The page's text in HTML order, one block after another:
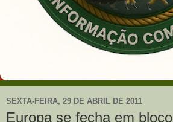
SEXTA-FEIRA, 29 DE ABRIL DE 2011
Europa se fecha em bloco